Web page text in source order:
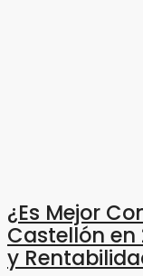
¿Es Mejor
Castellón en
y